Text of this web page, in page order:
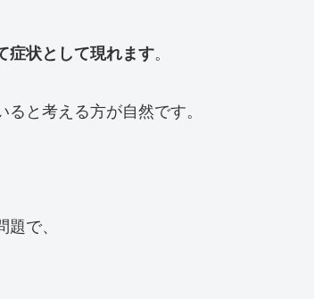
症状として現れます。
と考える方が自然です。
題で、